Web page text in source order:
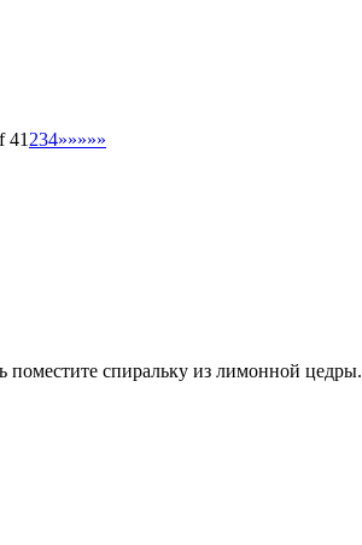
41 234»»»»»
поместите спиральку из лимонной цедры.